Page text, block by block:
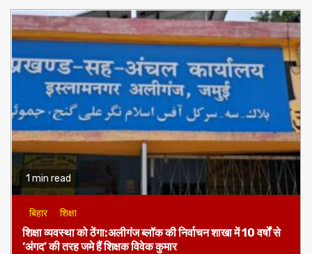
1 min read
बिहार शिक्षा
शिक्षा व्यवस्था को ठेंगा:अलीगंज ब्लॉक की निर्वाचन शाखा में 10 वर्षों से
‘अंगद’ की तरह जमे हैं शिक्षक विवेक कुमार